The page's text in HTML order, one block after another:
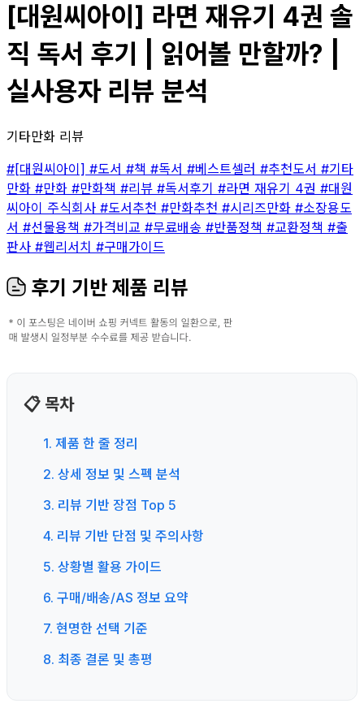
[대원씨아이] 라면 재유기 4권 솔
직 독서 후기 | 읽어볼 만할까? |
실사용자 리뷰 분석
기타만화 리뷰
#[대원씨아이] #도서 #책 #독서 #베스트셀러 #추천도서 #기타
만화 #만화 #만화책 #리뷰 #독서후기 #라면 재유기 4권 #대원
씨아이 주식회사 #도서추천 #만화추천 #시리즈만화 #소장용도
서 #선물용책 #가격비교 #무료배송 #반품정책 #교환정책 #출
판사 #웹리서치 #구매가이드
후기 기반 제품 리뷰
📋 목차
1. 제품 한 줄 정리
2. 상세 정보 및 스펙 분석
3. 리뷰 기반 장점 Top 5
4. 리뷰 기반 단점 및 주의사항
5. 상황별 활용 가이드
6. 구매/배송/AS 정보 요약
7. 현명한 선택 기준
8. 최종 결론 및 총평